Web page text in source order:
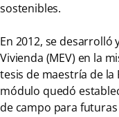
sostenibles.
En 2012, se
Vivienda (MEV) en la
tesis de maestría de la
módulo quedó
de campo para